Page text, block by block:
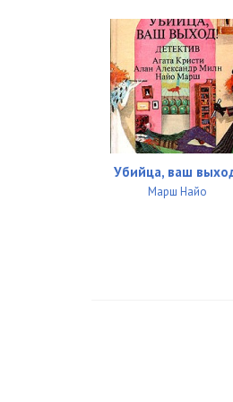
028_Убийство
029_Убийство Моцарта
030_Убийство Моцарта
031_Убийство Моцарта
032_Убийство
036_Убийство
Убийца, ваш
Марш Найо